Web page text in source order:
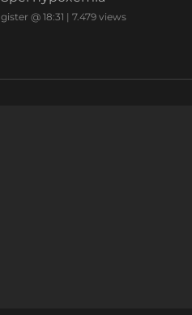
gister @ 18:31 |7.479 views